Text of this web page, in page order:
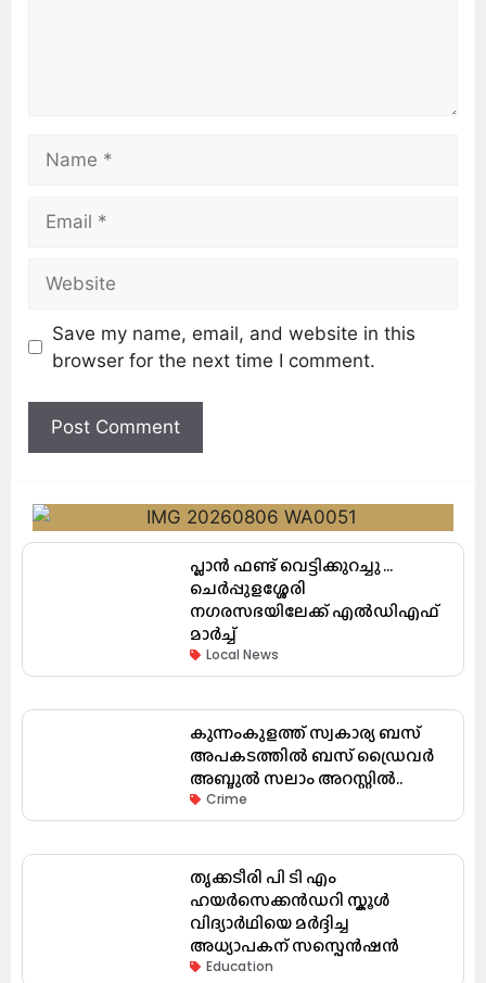
Save my name, email, and website in this
browser for the next time I comment.
പ്ലാൻ ഫണ്ട് വെട്ടിക്കുറച്ചു …
ചെർപ്പുളശ്ശേരി
നഗരസഭയിലേക്ക് എൽഡിഎഫ്
മാർച്ച്
Local News
കുന്നംകുളത്ത് സ്വകാര്യ ബസ്
അപകടത്തിൽ ബസ് ഡ്രൈവർ
അബ്ദുൽ സലാം അറസ്റ്റിൽ..
Crime
തൃക്കടീരി പി ടി എം
ഹയർസെക്കൻഡറി സ്കൂൾ
വിദ്യാർഥിയെ മർദ്ദിച്ച
അധ്യാപകന് സസ്പെൻഷൻ
Education